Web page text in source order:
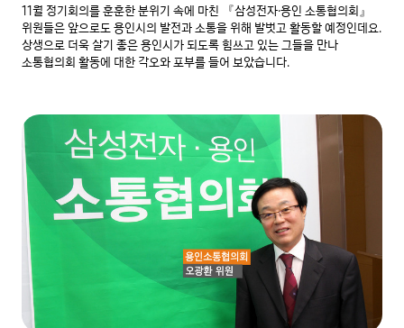
11월 정기회의를 훈훈한 분위기 속에 마친 『삼성전자·용인 소통협의회』
위원들은 앞으로도 용인시의 발전과 소통을 위해 발벗고 활동할 예정인데요.
상생으로 더욱 살기 좋은 용인시가 되도록 힘쓰고 있는 그들을 만나
소통협의회 활동에 대한 각오와 포부를 들어 보았습니다.